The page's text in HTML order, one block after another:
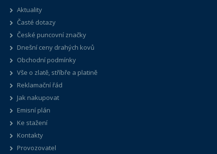
Aktuality
Časté dotazy
České puncovní značky
Dnešní ceny drahých kovů
Obchodní podmínky
Vše o zlatě, stříbře a platině
Reklamační řád
Jak nakupovat
Emisní plán
Ke stažení
Kontakty
Provozovatel